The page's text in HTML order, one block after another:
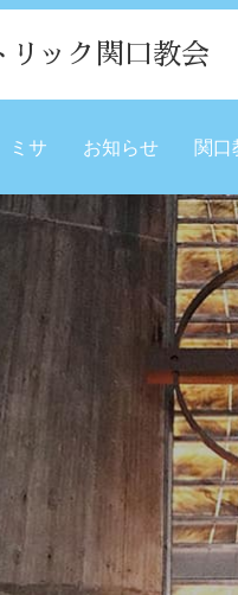
リック関口教会
ミサ お知らせ 関口